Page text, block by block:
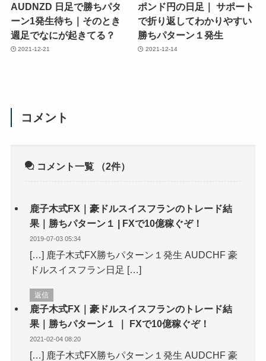
AUDNZD 日足で勝ちパタ
ーン1発生待ち｜そのとき
週足でなにが起きてる？
2021-12-21
ポンド円の日足｜ サポート
で折り返してわかりやすい
勝ちパターン１発生
2021-12-14
コメント
コメント一覧 （2件）
鹿子木式FX｜豪ドルスイスフランのトレード結
果｜勝ちパターン１ | FXで10億稼ぐぞ！
2019-07-03 05:34
[…] 鹿子木式FX勝ちパターン１発生 AUDCHF 豪
ドルスイスフラン日足 […]
返信
鹿子木式FX｜豪ドルスイスフランのトレード結
果｜勝ちパターン１ ｜ FXで10億稼ぐぞ！
2021-02-04 08:20
[…] 鹿子木式FX勝ちパターン１発生 AUDCHF 豪